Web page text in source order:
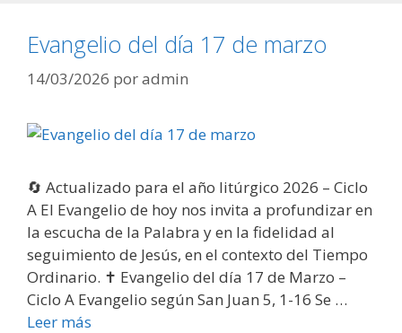
Evangelio del día 17 de marzo
14/03/2026 poradmin
🔄 Actualizado para el año litúrgico 2026 – Ciclo
A El Evangelio de hoy nos invita a profundizar en
la escucha de la Palabra y en la fidelidad al
seguimiento de Jesús, en el contexto del Tiempo
Ordinario. ✝️ Evangelio del día 17 de Marzo –
Ciclo A Evangelio según San Juan 5, 1-16 Se …
Leer más